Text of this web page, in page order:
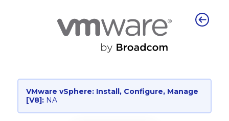
VMware vSphere: Install, Configure, Manage
[V8]: NA